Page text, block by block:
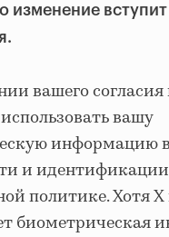
изменение
вашего
вашу
информацию
и
политике. Хотя
биометрическая